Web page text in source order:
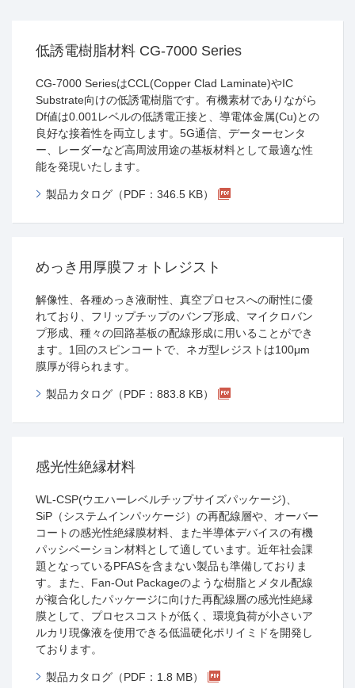
低誘電樹脂材料 CG-7000 Series
CG-7000 SeriesはCCL(Copper Clad Laminate)やIC
Substrate向けの低誘電樹脂です。有機素材でありながら
Df値は0.001レベルの低誘電正接と、導電体金属(Cu)との
良好な接着性を両立します。5G通信、データーセンタ
ー、レーダーなど高周波用途の基板材料として最適な性
能を発現いたします。
製品カタログ（PDF：346.5 KB）
めっき用厚膜フォトレジスト
解像性、各種めっき液耐性、真空プロセスへの耐性に優
れており、フリップチップのバンプ形成、マイクロバン
プ形成、種々の回路基板の配線形成に用いることができ
ます。1回のスピンコートで、ネガ型レジストは100μm
膜厚が得られます。
製品カタログ（PDF：883.8 KB）
感光性絶縁材料
WL-CSP(ウエハーレベルチップサイズパッケージ)、
SiP（システムインパッケージ）の再配線層や、オーバー
コートの感光性絶縁膜材料、また半導体デバイスの有機
パッシベーション材料として適しています。近年社会課
題となっているPFASを含まない製品も準備しておりま
す。また、Fan-Out Packageのような樹脂とメタル配線
が複合化したパッケージに向けた再配線層の感光性絶縁
膜として、プロセスコストが低く、環境負荷が小さいア
ルカリ現像液を使用できる低温硬化ポリイミドを開発し
ております。
製品カタログ（PDF：1.8 MB）